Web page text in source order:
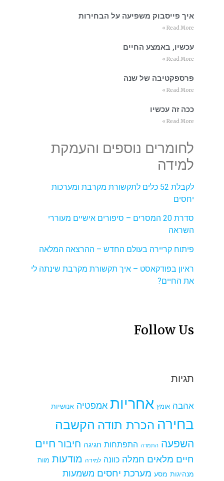
איך פייסבוק משפיעה על הבחירות
Read More »
עכשיו, באמצע החיים
Read More »
פרספקטיבה של שנה
Read More »
ככה זה עכשיו
Read More »
לחומרים נוספים והעמקת
למידה
לקבלת 52 כלים לתקשורת מקרבת ומערכות
יחסים
סדרת 20 המסרים – סיפורים אישיים מעוררי
השראה
פיתוח קריירה בעולם החדש – ההרצאה המלאה
ראיון בפודקאסט – איך תקשורת מקרבת שינתה לי
את החיים?
Follow Us
תגיות
אהבה אומץ אחריות אמפטיה אנושיות
בחירה הכרת תודה הקשבה
השפעה התמדה התפתחות חגיגה חיבור חיים
חיים מלאים חמלה כוונה למידה מודעות מוות
מנהיגות מסע מערכת יחסים משמעות